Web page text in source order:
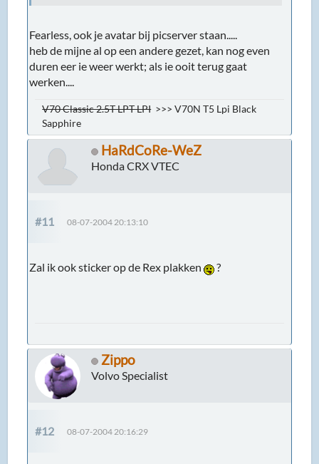
Fearless, ook je avatar bij picserver staan.....
heb de mijne al op een andere gezet, kan nog even
duren eer ie weer werkt; als ie ooit terug gaat
werken....
V70 Classic 2.5T LPT LPI>>> V70N T5 Lpi Black
Sapphire
HaRdCoRe-WeZ
Honda CRX VTEC
#11 08-07-2004 20:13:10
Zal ik ook sticker op de Rex plakken ?
Zippo
Volvo Specialist
#12 08-07-2004 20:16:29